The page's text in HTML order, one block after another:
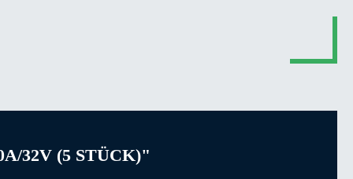
32V (5 STÜCK)"